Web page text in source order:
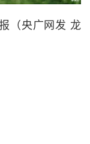
（央广网发 龙